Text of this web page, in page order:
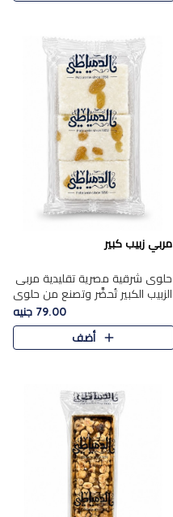
مربي زبيب كبير
حلوى شرقية مصرية تقليدية مربى
الزبيب الكبير تُحضَّر وتصنع من حلوي
جوز الهند باسد بقوام طري ومذاق
غني، وتُزين وتغطا بحبات الزبيب
الذهبي التي ..
79.00 جنيه
أضف